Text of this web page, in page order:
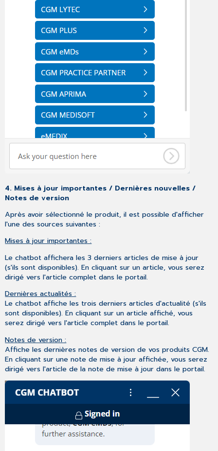
4. Mises à jour importantes / Dernières nouvelles /
Notes de version
Après avoir sélectionné le produit, il est possible d'afficher
l'une des sources suivantes :
Mises à jour importantes :
Le chatbot affichera les 3 derniers articles de mise à jour
(s'ils sont disponibles). En cliquant sur un article, vous serez
dirigé vers l'article complet dans le portail.
Dernières actualités :
Le chatbot affiche les trois derniers articles d'actualité (s'ils
sont disponibles). En cliquant sur un article affiché, vous
serez dirigé vers l'article complet dans le portail.
Notes de version :
Affiche les dernières notes de version de vos produits CGM.
En cliquant sur une note de mise à jour affichée, vous serez
dirigé vers l'article de la note de mise à jour dans le portail.